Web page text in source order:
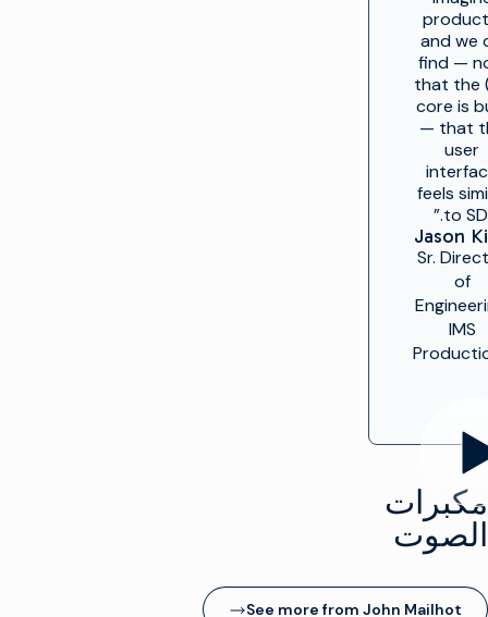
and we
find —
that the
core is
— that
user
feels
to
Jason
Sr.
of
IMS
مكبرات
الصوت
See more from John Mailhot